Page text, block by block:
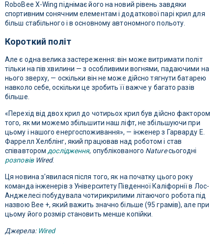
RoboBee X-Wing піднімає його на новий рівень завдяки
спортивним сонячним елементам і додаткової парі крил для
більш стабільного і в основному автономного польоту.
Короткий політ
Але є одна велика застереження: він може витримати політ
тільки на пів хвилини — з особливими вогнями, падаючими на
нього зверху, — оскільки він не може дійсно тягнути батарею
навколо себе, оскільки це зробить її важче у багато разів
більше.
«Перехід від двох крил до чотирьох крил був дійсно фактором
того, як ми можемо збільшити наш ліфт, не збільшуючи при
цьому і нашого енергоспоживання», — інженер з Гарварду Е.
Фаррелл Хелблінг, який працював над роботом і став
співавторомдослідження, опублікованого Natureсьогодні
розповів Wired.
Ця новина з'явилася після того, як на початку цього року
команда інженерів з Університету Південної Каліфорнії в Лос-
Анджелесі побудувала чотирикрилими літаючого робота під
назвою Bee +, який важить значно більше (95 грамів), але при
цьому його розмір становить менше копійки.
Джерела: Wired